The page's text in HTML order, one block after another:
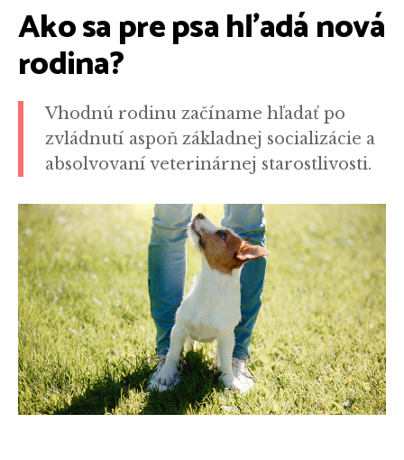
Ako sa pre psa hľadá nová
rodina?
Vhodnú rodinu začíname hľadať po
zvládnutí aspoň základnej socializácie a
absolvovaní veterinárnej starostlivosti.